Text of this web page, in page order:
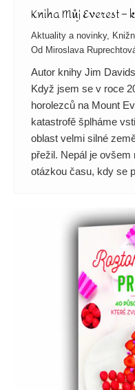
Kniha Můj Everest
Aktuality a novinky,
Od Miroslava
Autor knihy Jim
Když jsem se v roce
horolezců na Mount
katastrofě šplháme
oblast velmi silné
přežil. Nepál je ovšem
otázkou času, kdy se